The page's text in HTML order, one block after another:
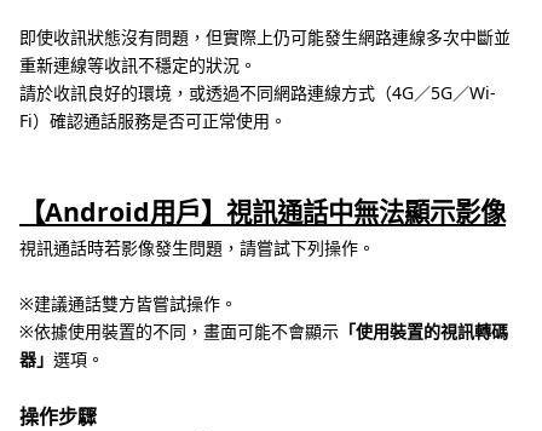
即使收訊狀態沒有問題，但實際上仍可能發生網路連線多次中斷並
重新連線等收訊不穩定的狀況。
請於收訊良好的環境，或透過不同網路連線方式（4G／5G／Wi-
Fi）確認通話服務是否可正常使用。
【Android用戶】視訊通話中無法顯示影像
視訊通話時若影像發生問題，請嘗試下列操作。
※建議通話雙方皆嘗試操作。
※依據使用裝置的不同，畫面可能不會顯示 「使用裝置的視訊轉碼
器」 選項。
操作步驟